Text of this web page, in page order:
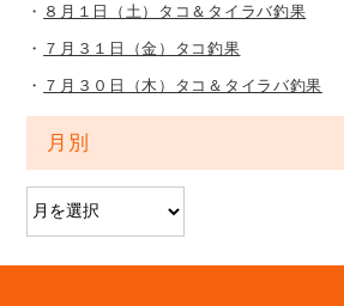
８月１日（土）タコ＆タイラバ釣果
７月３１日（金）タコ釣果
７月３０日（木）タコ＆タイラバ釣果
月別